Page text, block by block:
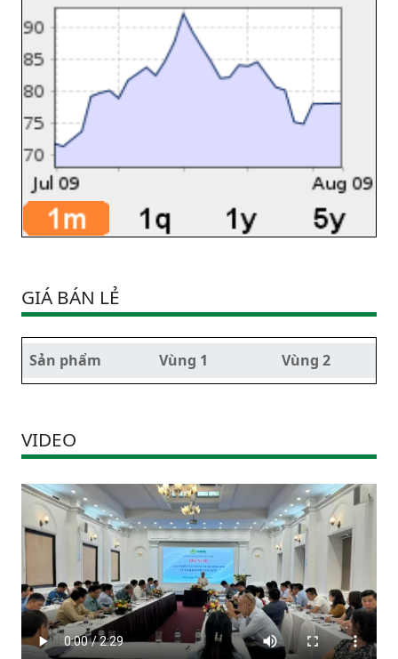
GIÁ BÁN LẺ
Sản phẩm Vùng 1 Vùng 2
VIDEO